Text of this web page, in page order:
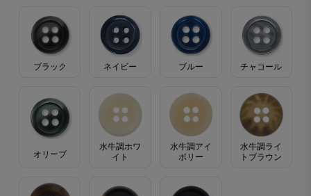
ブラック ネイビー ブルー チャコール
オリーブ
水牛調ホワ
イト
水牛調アイ
ボリー
水牛調ライ
トブラウン